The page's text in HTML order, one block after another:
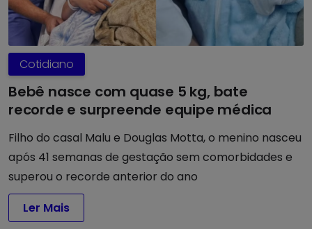
Cotidiano
Bebê nasce com quase 5 kg, bate
recorde e surpreende equipe médica
Filho do casal Malu e Douglas Motta, o menino nasceu
após 41 semanas de gestação sem comorbidades e
superou o recorde anterior do ano
Ler Mais